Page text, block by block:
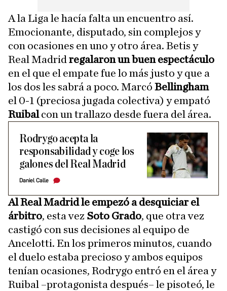
A la Liga le hacía falta un encuentro así.
Emocionante, disputado, sin complejos y
con ocasiones en uno y otro área. Betis y
Real Madrid regalaron un buen espectáculo
en el que el empate fue lo más justo y que a
los dos les sabrá a poco. Marcó Bellingham
el 0-1 (preciosa jugada colectiva) y empató
Ruibalcon un trallazo desde fuera del área.
Rodrygo acepta la
responsabilidad y coge los
galones del Real Madrid
Daniel Calle
Al Real Madrid le empezó a desquiciar el
árbitro, esta vez Soto Grado, que otra vez
castigó con sus decisiones al equipo de
Ancelotti. En los primeros minutos, cuando
el duelo estaba precioso y ambos equipos
tenían ocasiones, Rodrygo entró en el área y
Ruibal –protagonista después– le pisoteó, le